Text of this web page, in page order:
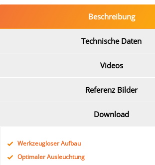
Beschreibung
Technische Daten
Videos
Referenz Bilder
Download
Werkzeugloser Aufbau
Optimaler Ausleuchtung